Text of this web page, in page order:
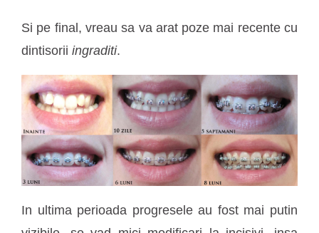
Si pe final, vreau sa va arat poze mai recente cu
dintisorii ingraditi.
In ultima perioada progresele au fost mai putin